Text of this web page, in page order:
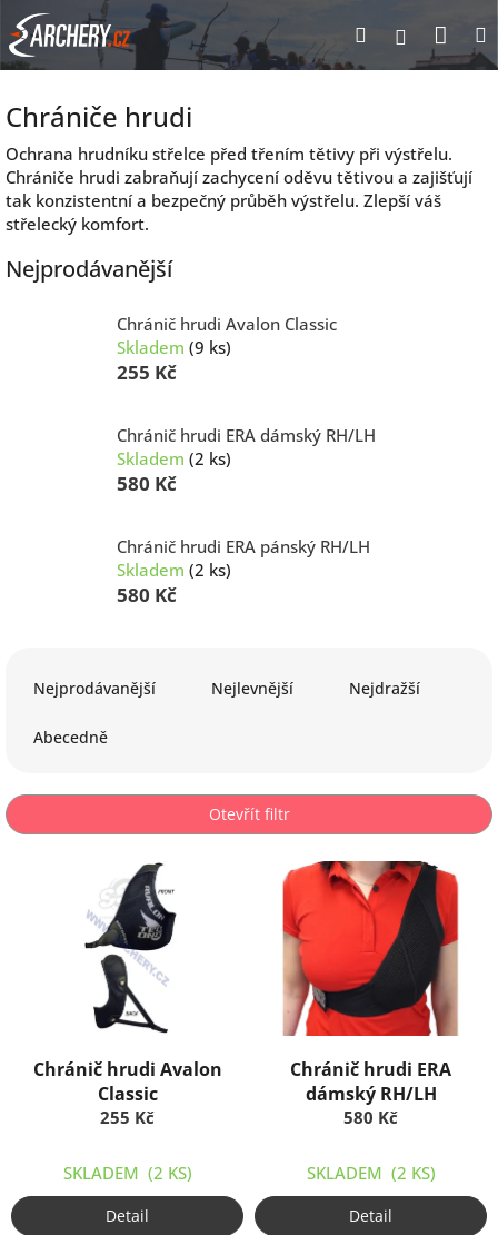
Přejít
na
obsah
Hledat
Chrániče hrudi
Ochrana hrudníku střelce před třením tětivy při výstřelu.
Chrániče hrudi zabraňují zachycení oděvu tětivou a zajišťují
tak konzistentní a bezpečný průběh výstřelu. Zlepší váš
střelecký komfort.
Nejprodávanější
Chránič hrudi Avalon Classic
Skladem (9 ks)
255 Kč
Chránič hrudi ERA dámský RH/LH
Skladem (2 ks)
580 Kč
Chránič hrudi ERA pánský RH/LH
Skladem (2 ks)
580 Kč
p
r
Nejprodávanější Nejlevnější Nejdražší
Abecedně
Otevřít filtr
Chránič hrudi Avalon
Classic
255 Kč
SKLADEM (2 KS)
Detail
Chránič hrudi ERA
dámský RH/LH
580 Kč
SKLADEM (2 KS)
Detail